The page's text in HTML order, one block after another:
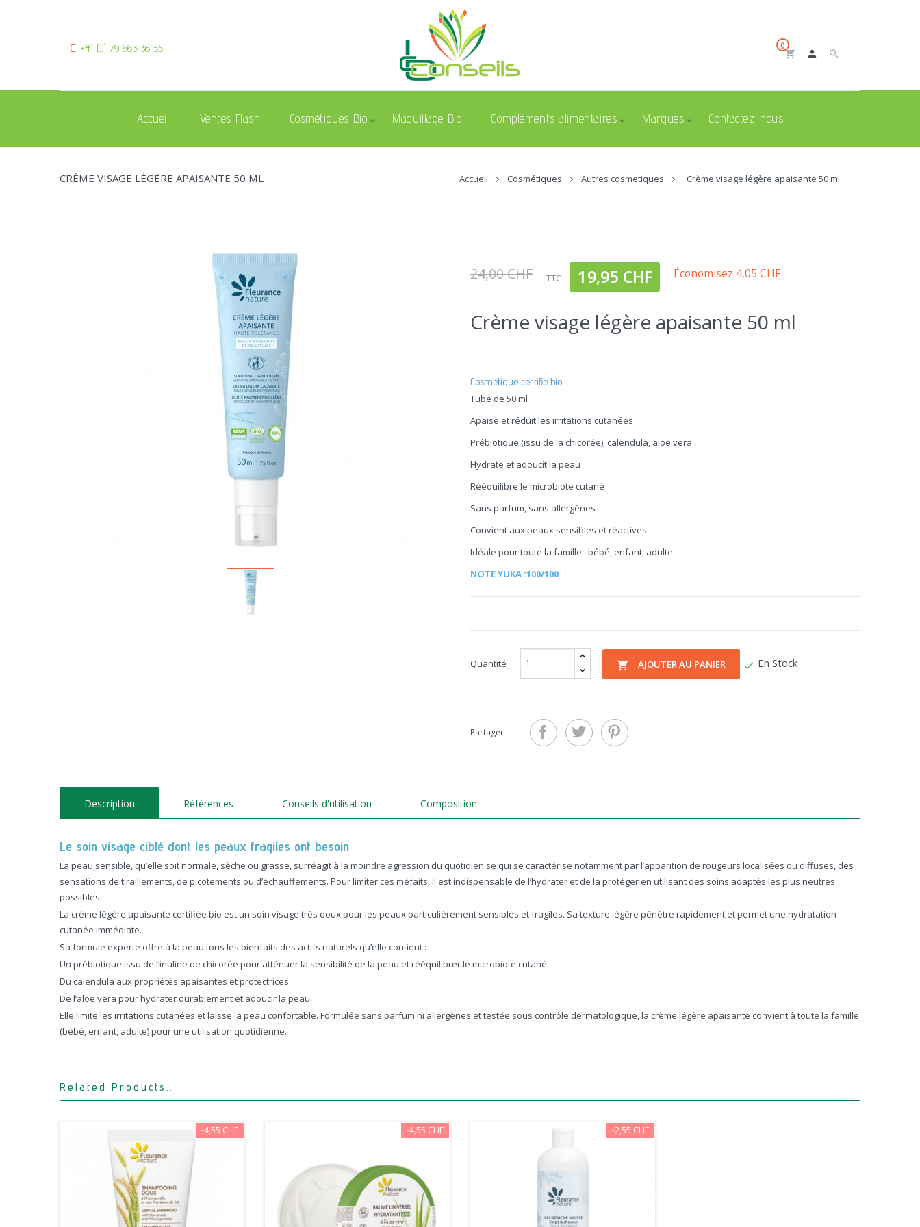
+41 (0) 79 663 36 55 shopping_cart
0
person search
Accueil Ventes Flash Cosmétiques Bio Maquillage Bio Compléments alimentaires Marques Contactez-nous
CRÈME VISAGE LÉGÈRE APAISANTE 50 ML Accueil Cosmétiques Autres cosmetiques Crème visage légère apaisante 50 ml
24,00 CHF TTC 19,95 CHF Économisez 4,05 CHF
Crème visage légère apaisante 50 ml
Cosmétique certifié bio.
Tube de 50 ml
Apaise et réduit les irritations cutanées
Prébiotique (issu de la chicorée), calendula, aloe vera
Hydrate et adoucit la peau
Rééquilibre le microbiote cutané
Sans parfum, sans allergènes
Convient aux peaux sensibles et réactives
Idéale pour toute la famille : bébé, enfant, adulte
NOTE YUKA :100/100
Quantité local_grocery_store AJOUTER AU PANIER check En Stock
Partager
Description Références Conseils d'utilisation Composition
Le soin visage ciblé dont les peaux fragiles ont besoin
La peau sensible, qu’elle soit normale, sèche ou grasse, surréagit à la moindre agression du quotidien se qui se caractérise notamment par l’apparition de rougeurs localisées ou diffuses, des
sensations de tiraillements, de picotements ou d’échauffements. Pour limiter ces méfaits, il est indispensable de l’hydrater et de la protéger en utilisant des soins adaptés les plus neutres
possibles.
La crème légère apaisante certifiée bio est un soin visage très doux pour les peaux particulièrement sensibles et fragiles. Sa texture légère pénètre rapidement et permet une hydratation
cutanée immédiate.
Sa formule experte offre à la peau tous les bienfaits des actifs naturels qu’elle contient :
Un prébiotique issu de l’inuline de chicorée pour atténuer la sensibilité de la peau et rééquilibrer le microbiote cutané
Du calendula aux propriétés apaisantes et protectrices
De l’aloe vera pour hydrater durablement et adoucir la peau
Elle limite les irritations cutanées et laisse la peau confortable. Formulée sans parfum ni allergènes et testée sous contrôle dermatologique, la crème légère apaisante convient à toute la famille
(bébé, enfant, adulte) pour une utilisation quotidienne.
Related Products..
-4,55 CHF -4,55 CHF -2,55 CHF